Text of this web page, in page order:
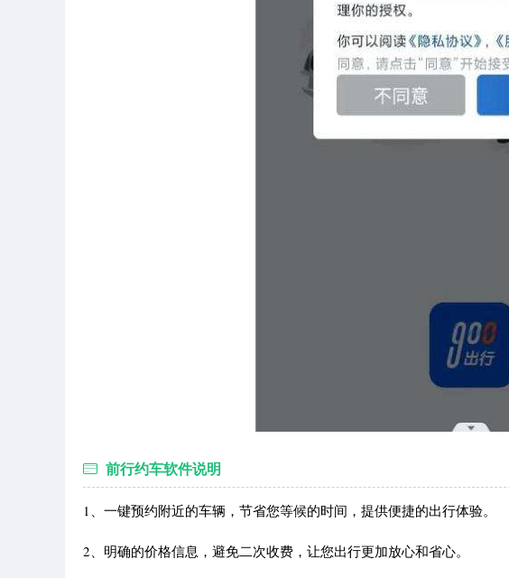
前行约车软件说明
1、一键预约附近的车辆，节省您等候的时间，提供便捷的出行体验。
2、明确的价格信息，避免二次收费，让您出行更加放心和省心。